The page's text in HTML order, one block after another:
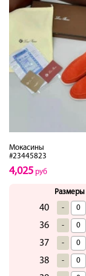
Мокасины
#23445823
4,025 руб
Размеры
40 -
36 -
37 -
38 -